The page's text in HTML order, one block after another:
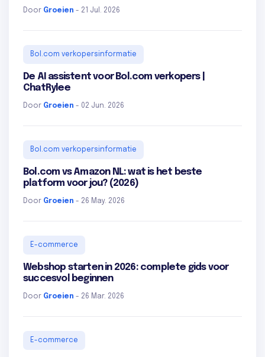
Door Groeien - 21 Jul. 2026
Bol.com verkopersinformatie
De AI assistent voor Bol.com verkopers |
ChatRylee
Door Groeien - 02 Jun. 2026
Bol.com verkopersinformatie
Bol.com vs Amazon NL: wat is het beste
platform voor jou? (2026)
Door Groeien - 26 May. 2026
E-commerce
Webshop starten in 2026: complete gids voor
succesvol beginnen
Door Groeien - 26 Mar. 2026
E-commerce